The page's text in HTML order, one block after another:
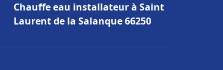
Chauffe eau installateur à Saint
Laurent de la Salanque 66250